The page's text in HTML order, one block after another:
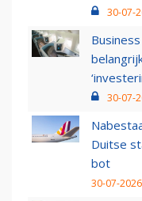
30-07-
30-07-
Duitse
bot
30-07-